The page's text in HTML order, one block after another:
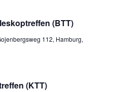
(BTT)
112, Hamburg,
(KTT)